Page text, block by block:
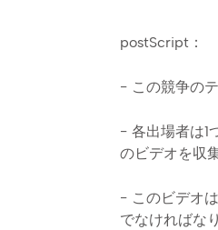
postScript：
- この競争の
- 各出場者は1
のビデオを収
- このビデオ
でなければな